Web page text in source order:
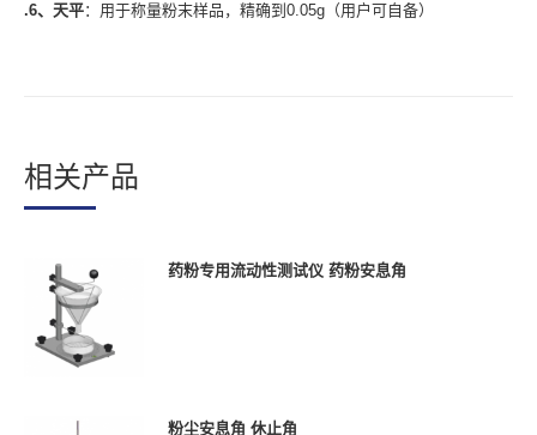
.6、天平：用于称量粉末样品，精确到0.05g（用户可自备）
相关产品
药粉专用流动性测试仪 药粉安息角
粉尘安息角 休止角